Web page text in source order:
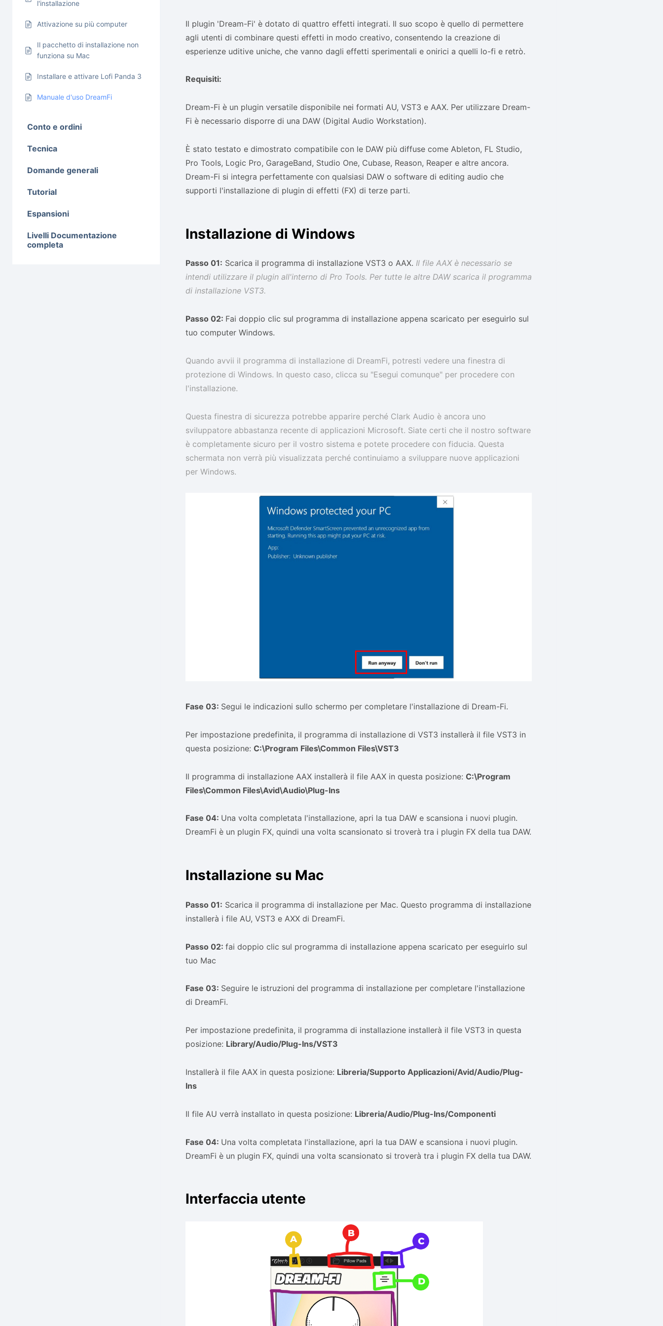
l'installazione
Attivazione su più computer
Il pacchetto di installazione non
funziona su Mac
Installare e attivare Lofi Panda 3
Manuale d'uso DreamFi
Conto e ordini
Tecnica
Domande generali
Tutorial
Espansioni
Livelli Documentazione
completa
Il plugin 'Dream-Fi' è dotato di quattro effetti integrati. Il suo scopo è quello di permettere
agli utenti di combinare questi effetti in modo creativo, consentendo la creazione di
esperienze uditive uniche, che vanno dagli effetti sperimentali e onirici a quelli lo-fi e retrò.
Requisiti:
Dream-Fi è un plugin versatile disponibile nei formati AU, VST3 e AAX. Per utilizzare Dream-
Fi è necessario disporre di una DAW (Digital Audio Workstation).
È stato testato e dimostrato compatibile con le DAW più diffuse come Ableton, FL Studio,
Pro Tools, Logic Pro, GarageBand, Studio One, Cubase, Reason, Reaper e altre ancora.
Dream-Fi si integra perfettamente con qualsiasi DAW o software di editing audio che
supporti l'installazione di plugin di effetti (FX) di terze parti.
Installazione di Windows
Passo 01: Scarica il programma di installazione VST3 o AAX. Il file AAX è necessario se
intendi utilizzare il plugin all'interno di Pro Tools. Per tutte le altre DAW scarica il programma
di installazione VST3.
Passo 02: Fai doppio clic sul programma di installazione appena scaricato per eseguirlo sul
tuo computer Windows.
Quando avvii il programma di installazione di DreamFi, potresti vedere una finestra di
protezione di Windows. In questo caso, clicca su "Esegui comunque" per procedere con
l'installazione.
Questa finestra di sicurezza potrebbe apparire perché Clark Audio è ancora uno
sviluppatore abbastanza recente di applicazioni Microsoft. Siate certi che il nostro software
è completamente sicuro per il vostro sistema e potete procedere con fiducia. Questa
schermata non verrà più visualizzata perché continuiamo a sviluppare nuove applicazioni
per Windows.
Fase 03: Segui le indicazioni sullo schermo per completare l'installazione di Dream-Fi.
Per impostazione predefinita, il programma di installazione di VST3 installerà il file VST3 in
questa posizione: C:\Program Files\Common Files\VST3
Il programma di installazione AAX installerà il file AAX in questa posizione: C:\Program
Files\Common Files\Avid\Audio\Plug-Ins
Fase 04: Una volta completata l'installazione, apri la tua DAW e scansiona i nuovi plugin.
DreamFi è un plugin FX, quindi una volta scansionato si troverà tra i plugin FX della tua DAW.
Installazione su Mac
Passo 01: Scarica il programma di installazione per Mac. Questo programma di installazione
installerà i file AU, VST3 e AXX di DreamFi.
Passo 02: fai doppio clic sul programma di installazione appena scaricato per eseguirlo sul
tuo Mac
Fase 03: Seguire le istruzioni del programma di installazione per completare l'installazione
di DreamFi.
Per impostazione predefinita, il programma di installazione installerà il file VST3 in questa
posizione: Library/Audio/Plug-Ins/VST3
Installerà il file AAX in questa posizione: Libreria/Supporto Applicazioni/Avid/Audio/Plug-
Ins
Il file AU verrà installato in questa posizione: Libreria/Audio/Plug-Ins/Componenti
Fase 04: Una volta completata l'installazione, apri la tua DAW e scansiona i nuovi plugin.
DreamFi è un plugin FX, quindi una volta scansionato si troverà tra i plugin FX della tua DAW.
Interfaccia utente